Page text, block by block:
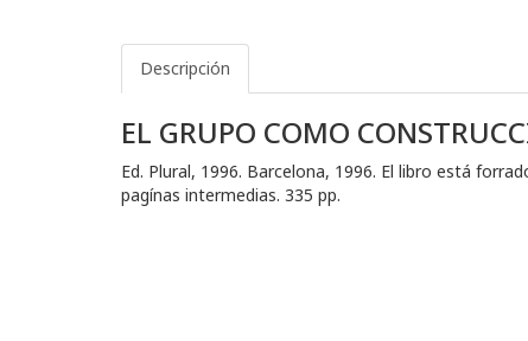
Descripción
EL GRUPO COMO
Ed. Plural, 1996. Barcelona, 1996. El libro está
pagínas intermedias. 335 pp.